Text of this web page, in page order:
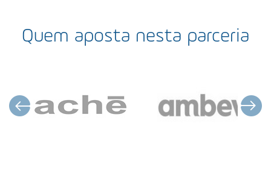
Quem aposta nesta parceria